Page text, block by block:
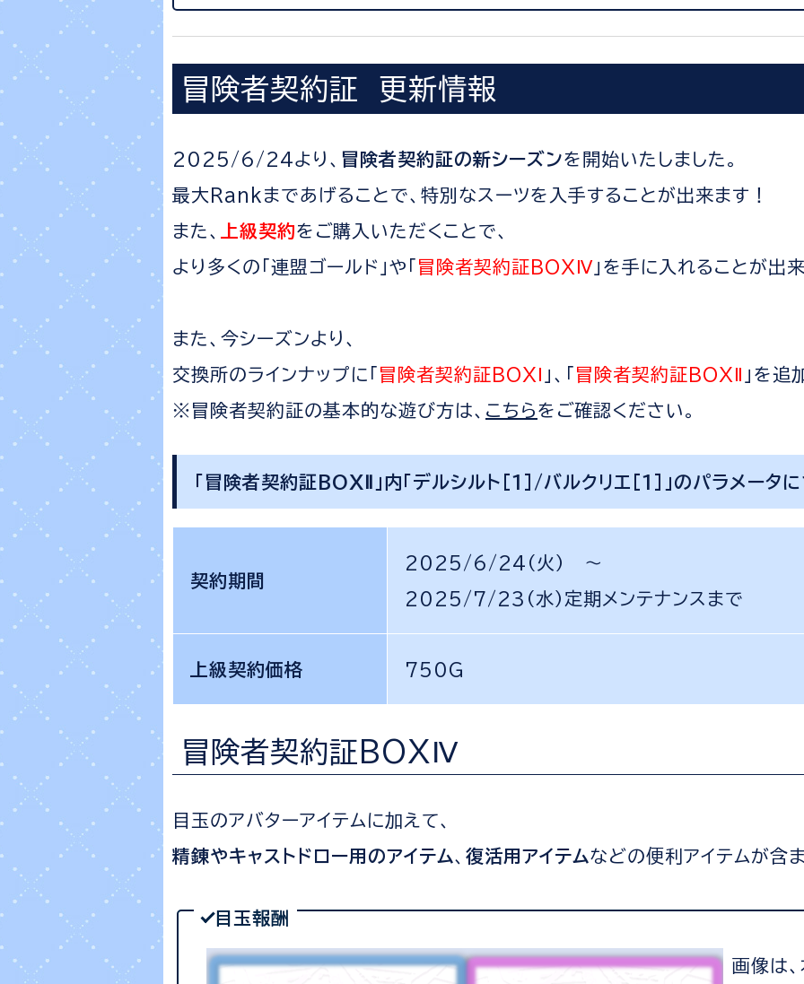
冒険者契約証 更新情報
2025/6/24より、 冒険者契約証の新シーズンを開始いたしました。
最大Rankまであげることで、特別なスーツを入手することが出来ます！
また、
上級契約をご購入いただくことで、
より多くの「連盟ゴールド」や「 冒険者契約証BOXⅣ 」を手に入れることが出
また、今シーズンより、
交換所のラインナップに「 冒険者契約証BOXⅠ 」、「 冒険者契約証BOXⅡ
」を追
※冒険者契約証の基本的な遊び方は、 こちら をご確認ください。
「冒険者契約証BOXⅡ」内「デルシルト[1]/バルクリエ[1]」のパラメータ
契約期間
2025/6/24（火） ～
2025/7/23（水）定期メンテナンスまで
上級契約価格 750G
冒険者契約証BOXⅣ
目玉のアバターアイテムに加えて、
精錬やキャストドロー用のアイテム、 復活用アイテムなどの便利アイテムが含
目玉報酬
画像は